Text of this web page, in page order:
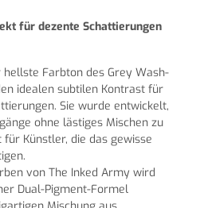
für dezente Schattierungen
Farbton des Grey Wash-
idealen subtilen Kontrast für
Sie wurde entwickelt,
ohne lästiges Mischen zu
Künstler, die das gewisse
von The Inked Army wird
Dual-Pigment-Formel